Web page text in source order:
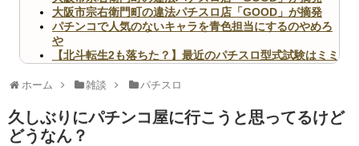
大阪市宗右衛門町の違法パチスロ店「GOOD」が摘発
パチンコで人気のないキャラを青色担当にするのやめろ
や
【北斗転生2も落ちた？】最近のパチスロ型式試験はミミ
無職のパチンコカス(22)なんやが、ワイの人生どれくら
AngelBeats!とかいうクソアニメの思い出ｗｗｗ
ホーム 雑談 パチスロ
久しぶりにパチンコ屋に行こうと思ってるけど
どうなん？